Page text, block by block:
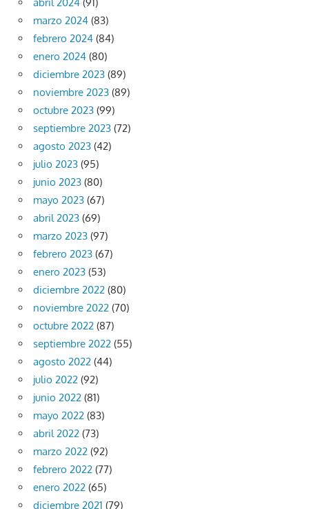
marzo 2024 (83)
febrero 2024 (84)
enero 2024 (80)
diciembre 2023 (89)
noviembre 2023 (89)
octubre 2023 (99)
septiembre 2023 (72)
agosto 2023 (42)
julio 2023 (95)
junio 2023 (80)
mayo 2023 (67)
abril 2023 (69)
marzo 2023 (97)
febrero 2023 (67)
enero 2023 (53)
diciembre 2022 (80)
noviembre 2022 (70)
octubre 2022 (87)
septiembre 2022 (55)
agosto 2022 (44)
julio 2022 (92)
junio 2022 (81)
mayo 2022 (83)
abril 2022 (73)
marzo 2022 (92)
febrero 2022 (77)
enero 2022 (65)
diciembre 2021 (79)